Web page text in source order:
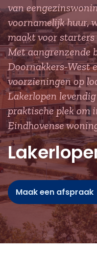
van
voornamelijk huur,
maakt voor starters
Met aangrenzende
Doornakkers-West
voorzieningen op
Lakerlopen
praktische plek om
Eindhovense
Maak een afspraak